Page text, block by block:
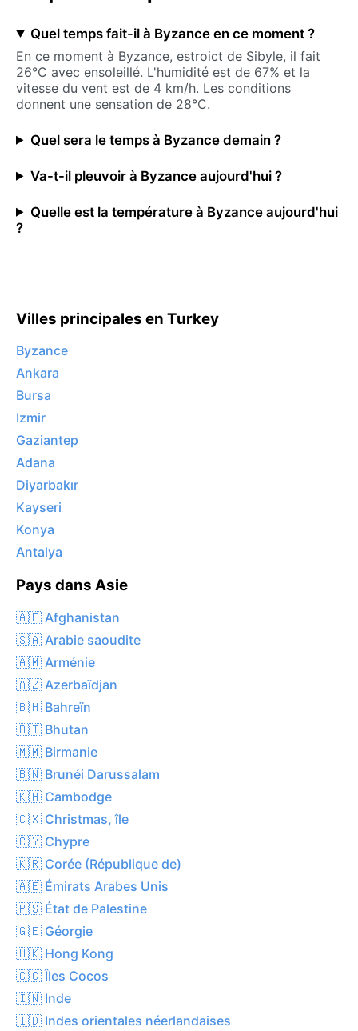
Quel temps fait-il à Byzance en ce moment ?
En ce moment à Byzance, estroict de Sibyle, il fait
26°C avec ensoleillé. L'humidité est de 67% et la
vitesse du vent est de 4 km/h. Les conditions
donnent une sensation de 28°C.
Quel sera le temps à Byzance demain ?
Va-t-il pleuvoir à Byzance aujourd'hui ?
Quelle est la température à Byzance aujourd'hui
?
Villes principales en Turkey
Byzance
Ankara
Bursa
Izmir
Gaziantep
Adana
Diyarbakır
Kayseri
Konya
Antalya
Pays dans Asie
🇦🇫 Afghanistan
🇸🇦 Arabie saoudite
🇦🇲 Arménie
🇦🇿 Azerbaïdjan
🇧🇭 Bahreïn
🇧🇹 Bhutan
🇲🇲 Birmanie
🇧🇳 Brunéi Darussalam
🇰🇭 Cambodge
🇨🇽 Christmas, île
🇨🇾 Chypre
🇰🇷 Corée (République de)
🇦🇪 Émirats Arabes Unis
🇵🇸 État de Palestine
🇬🇪 Géorgie
🇭🇰 Hong Kong
🇨🇨 Îles Cocos
🇮🇳 Inde
🇮🇩 Indes orientales néerlandaises